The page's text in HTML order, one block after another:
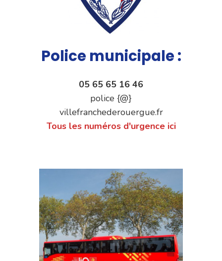
Police municipale :
05 65 65 16 46
police {@}
villefranchederouergue.fr
Tous les numéros d'urgence ici